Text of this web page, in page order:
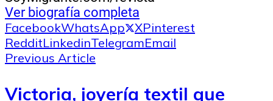
Ver biografía completa
FacebookWhatsApp XPinterest
RedditLinkedinTelegramEmail
Previous Article
Victoria, joyería textil que